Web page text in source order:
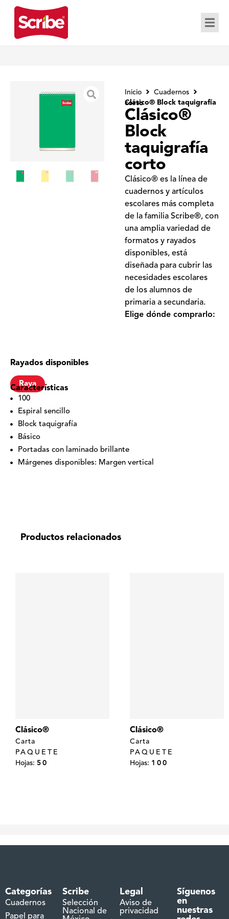
Inicio
Cuadernos
Clásico® Block taquigrafía corto
Clásico®
Block
taquigrafía
corto
Clásico® es la línea de
cuadernos y artículos
escolares más completa
de la familia Scribe®, con
una amplia variedad de
formatos y rayados
disponibles, está
diseñada para cubrir las
necesidades escolares
de los alumnos de
primaria a secundaria.
Elige dónde comprarlo:
Rayados disponibles
Raya
Características
100
Espiral sencillo
Block taquigrafía
Básico
Portadas con laminado brillante
Márgenes disponibles: Margen vertical
Productos relacionados
Clásico®
Carta
PAQUETE
Hojas: 50
Clásico®
Carta
PAQUETE
Hojas: 100
Categorías
Cuadernos
Papel para
Scribe
Selección
Nacional de
Legal
Aviso de
privacidad
Síguenos
en
nuestras